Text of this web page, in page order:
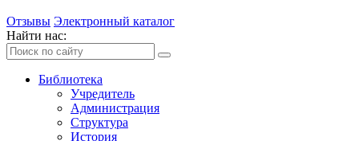
Отзывы Электронный каталог
Найти нас:
Библиотека
Учредитель
Администрация
Структура
История